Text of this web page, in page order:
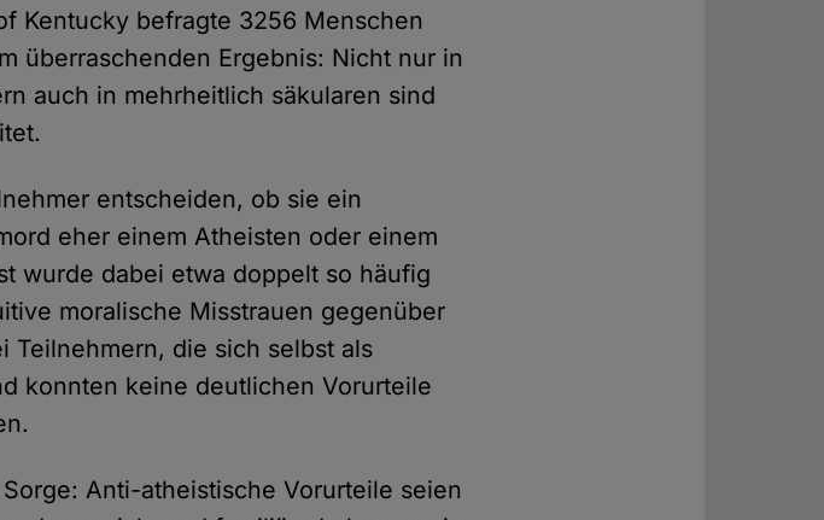
Kentucky befragte 3256 Menschen
überraschenden Ergebnis: Nicht nur in
auch in mehrheitlich säkularen sind
entscheiden, ob sie ein
eher einem Atheisten oder einem
wurde dabei etwa doppelt so häufig
moralische Misstrauen gegenüber
Teilnehmern, die sich selbst als
konnten keine deutlichen Vorurteile
Anti-atheistische Vorurteile seien